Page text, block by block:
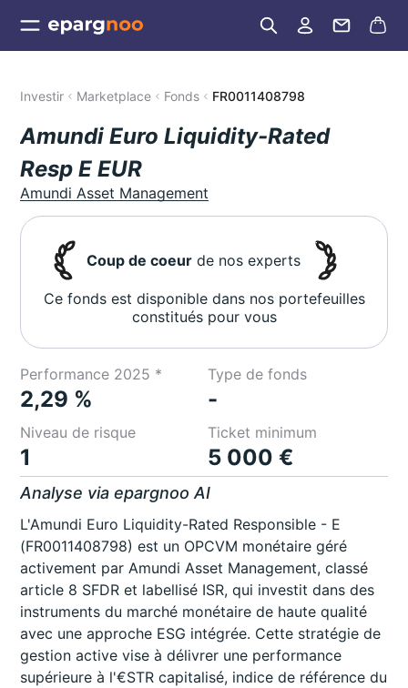
Investir Marketplace Fonds FR0011408798
Amundi Euro Liquidity-Rated
Resp E EUR
Amundi Asset Management
Coup de coeur de nos experts
Ce fonds est disponible dans nos portefeuilles
constitués pour vous
Performance 2025 *
2,29 %
Type de fonds
-
Niveau de risque
1
Ticket minimum
5 000 €
Analyse via epargnoo AI
L'Amundi Euro Liquidity-Rated Responsible - E
(FR0011408798) est un OPCVM monétaire géré
activement par Amundi Asset Management, classé
article 8 SFDR et labellisé ISR, qui investit dans des
instruments du marché monétaire de haute qualité
avec une approche ESG intégrée. Cette stratégie de
gestion active vise à délivrer une performance
supérieure à l'€STR capitalisé, indice de référence du